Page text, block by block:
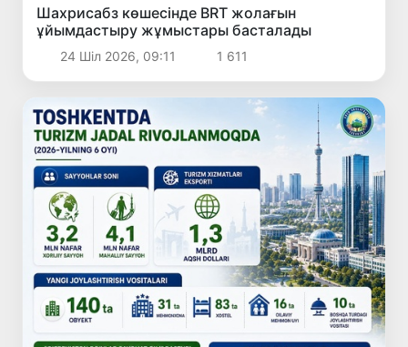
Шахрисабз көшесінде BRT жолағын
ұйымдастыру жұмыстары басталады
24 Шіл 2026, 09:11 1 611